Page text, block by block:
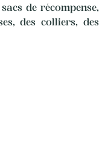
de récompense,
des colliers, des